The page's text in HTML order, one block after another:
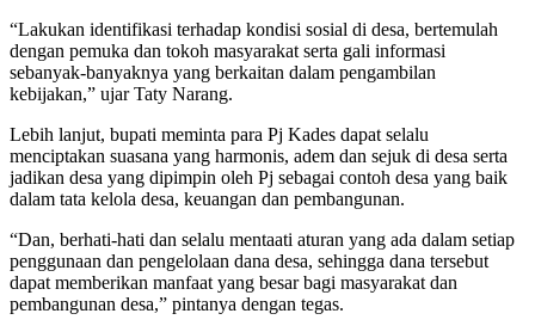
“Lakukan identifikasi terhadap kondisi sosial di desa, bertemulah
dengan pemuka dan tokoh masyarakat serta gali informasi
sebanyak-banyaknya yang berkaitan dalam pengambilan
kebijakan,” ujar Taty Narang.
Lebih lanjut, bupati meminta para Pj Kades dapat selalu
menciptakan suasana yang harmonis, adem dan sejuk di desa serta
jadikan desa yang dipimpin oleh Pj sebagai contoh desa yang baik
dalam tata kelola desa, keuangan dan pembangunan.
“Dan, berhati-hati dan selalu mentaati aturan yang ada dalam setiap
penggunaan dan pengelolaan dana desa, sehingga dana tersebut
dapat memberikan manfaat yang besar bagi masyarakat dan
pembangunan desa,” pintanya dengan tegas.